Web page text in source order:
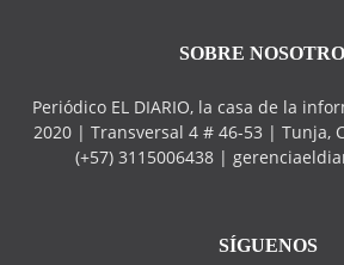
SOBRE
Periódico EL DIARIO, la casa de la
2020 | Transversal 4 # 46-53 | Tunja,
(+57) 3115006438 |
SÍGUENOS